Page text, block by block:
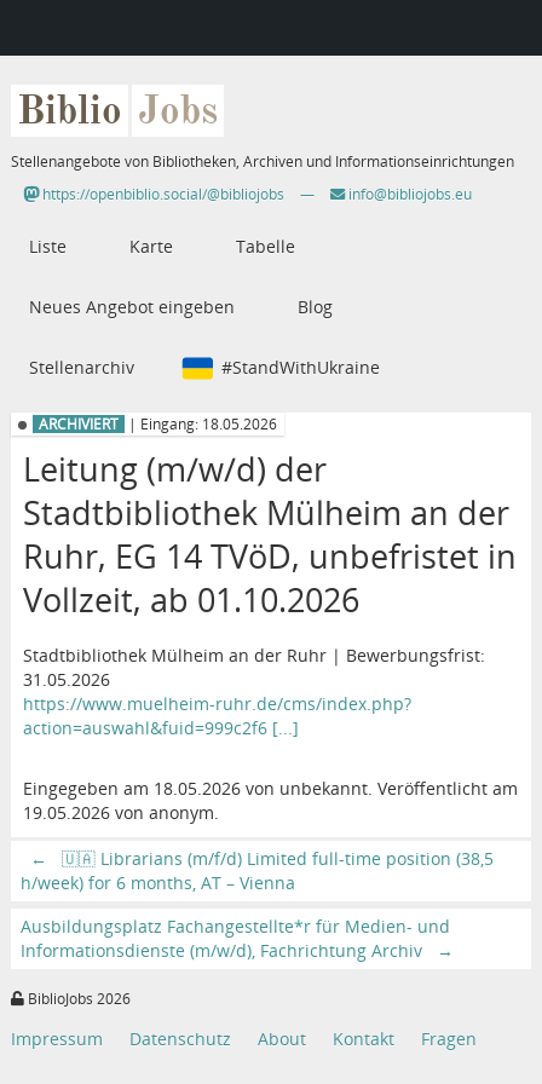
Biblio Jobs
Stellenangebote von Bibliotheken, Archiven und Informationseinrichtungen
https://openbiblio.social/@bibliojobs
— info@bibliojobs.eu
Liste Karte Tabelle
Neues Angebot eingeben Blog
Stellenarchiv #StandWithUkraine
ARCHIVIERT | Eingang: 18.05.2026
Leitung (m/w/d) der
Stadtbibliothek Mülheim an der
Ruhr, EG 14 TVöD, unbefristet in
Vollzeit, ab 01.10.2026
Stadtbibliothek Mülheim an der Ruhr | Bewerbungsfrist:
31.05.2026
https://www.muelheim-ruhr.de/cms/index.php?
action=auswahl&fuid=999c2f6 [...]
Eingegeben am 18.05.2026 von unbekannt. Veröffentlicht am
19.05.2026 von anonym.
←
🇺🇦 Librarians (m/f/d) Limited full-time position (38,5
h/week) for 6 months, AT – Vienna
Ausbildungsplatz Fachangestellte*r für Medien- und
Informationsdienste (m/w/d), Fachrichtung Archiv
→
BiblioJobs 2026
Impressum Datenschutz About Kontakt Fragen